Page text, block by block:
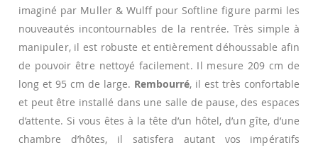
imaginé par Muller & Wulff pour Softline figure parmi les
nouveautés incontournables de la rentrée. Très simple à
manipuler, il est robuste et entièrement déhoussable afin
de pouvoir être nettoyé facilement. Il mesure 209 cm de
long et 95 cm de large. Rembourré, il est très confortable
et peut être installé dans une salle de pause, des espaces
d’attente. Si vous êtes à la tête d’un hôtel, d’un gîte, d’une
chambre d’hôtes, il satisfera autant vos impératifs